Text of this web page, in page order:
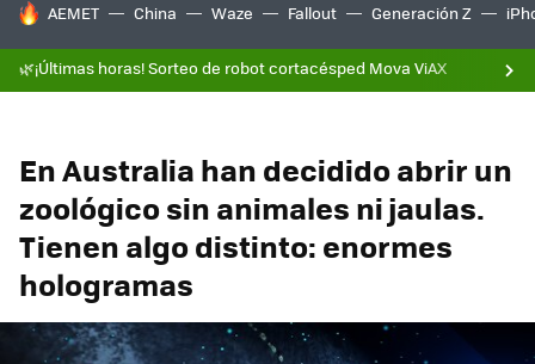
HOY SE HABLA DE
AEMET China Waze Fallout Generación Z
🌿¡Últimas horas! Sorteo de robot cortacésped Mova ViAX
En Australia han decidido abrir un
zoológico sin animales ni jaulas.
Tienen algo distinto: enormes
hologramas